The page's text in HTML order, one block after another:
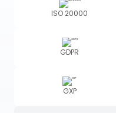
ISO 20000
GDPR
GXP